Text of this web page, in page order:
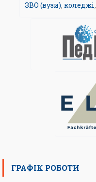
ЗВО (вузи), коледжі,
ГРАФІК РОБОТИ